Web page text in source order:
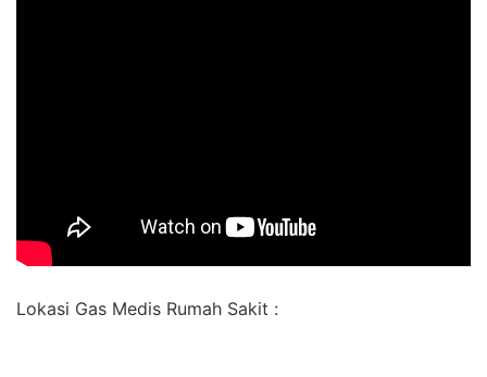
Lokasi Gas Medis Rumah Sakit :